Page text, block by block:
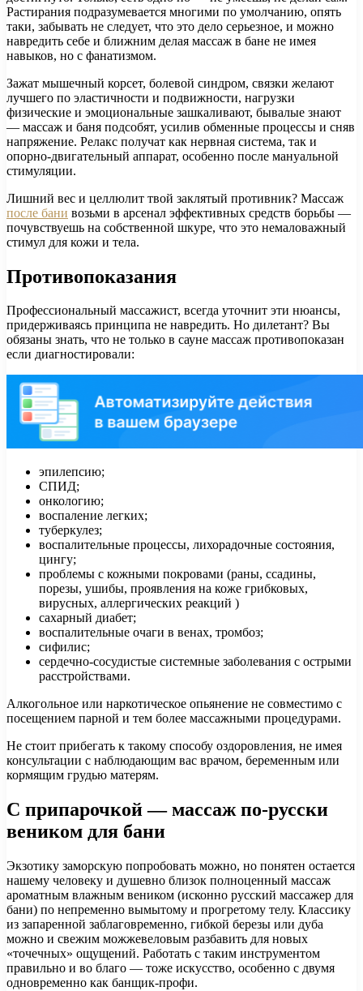
Растирания подразумевается многими по умолчанию, опять
таки, забывать не следует, что это дело серьезное, и можно
навредить себе и ближним делая массаж в бане не имея
навыков, но с фанатизмом.
Зажат мышечный корсет, болевой синдром, связки желают
лучшего по эластичности и подвижности, нагрузки
физические и эмоциональные зашкаливают, бывалые знают
— массаж и баня подсобят, усилив обменные процессы и сняв
напряжение. Релакс получат как нервная система, так и
опорно-двигательный аппарат, особенно после мануальной
стимуляции.
Лишний вес и целлюлит твой заклятый противник? Массаж
после бани возьми в арсенал эффективных средств борьбы —
почувствуешь на собственной шкуре, что это немаловажный
стимул для кожи и тела.
Противопоказания
Профессиональный массажист, всегда уточнит эти нюансы,
придерживаясь принципа не навредить. Но дилетант? Вы
обязаны знать, что не только в сауне массаж противопоказан
если диагностировали:
эпилепсию;
СПИД;
онкологию;
воспаление легких;
туберкулез;
воспалительные процессы, лихорадочные состояния,
цингу;
проблемы с кожными покровами (раны, ссадины,
порезы, ушибы, проявления на коже грибковых,
вирусных, аллергических реакций )
сахарный диабет;
воспалительные очаги в венах, тромбоз;
сифилис;
сердечно-сосудистые системные заболевания с острыми
расстройствами.
Алкогольное или наркотическое опьянение не совместимо с
посещением парной и тем более массажными процедурами.
Не стоит прибегать к такому способу оздоровления, не имея
консультации с наблюдающим вас врачом, беременным или
кормящим грудью матерям.
С припарочкой — массаж по-русски
веником для бани
Экзотику заморскую попробовать можно, но понятен остается
нашему человеку и душевно близок полноценный массаж
ароматным влажным веником (исконно русский массажер для
бани) по непременно вымытому и прогретому телу. Классику
из запаренной заблаговременно, гибкой березы или дуба
можно и свежим можжевеловым разбавить для новых
«точечных» ощущений. Работать с таким инструментом
правильно и во благо — тоже искусство, особенно с двумя
одновременно как банщик-профи.